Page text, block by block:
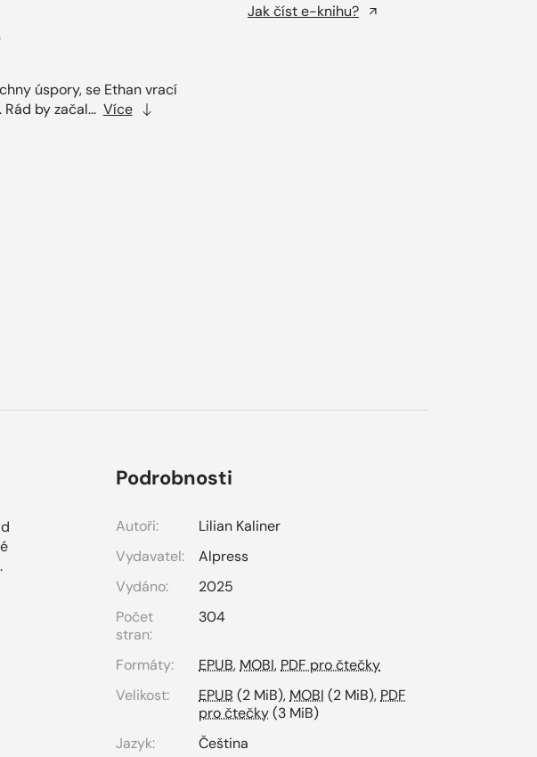
úspory, se Ethan vrací
by začal... Více
Jak číst e-knihu?
Podrobnosti
Autoři:
Lilian Kaliner
Vydavatel:
Alpress
Vydáno:
2025
Počet
stran:
304
Formáty: EPUB,MOBI,PDF pro čtečky
Velikost:
EPUB (2 MiB),MOBI (2 MiB),PDF
pro čtečky(3 MiB)
Jazyk:
Čeština